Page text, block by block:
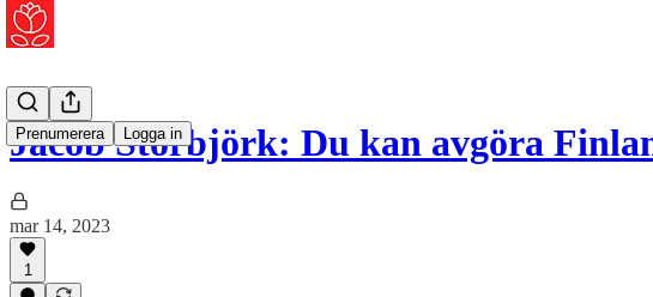
Prenumerera Logga in
Jacob Storbjörk: Du kan avgöra
mar 14, 2023
1